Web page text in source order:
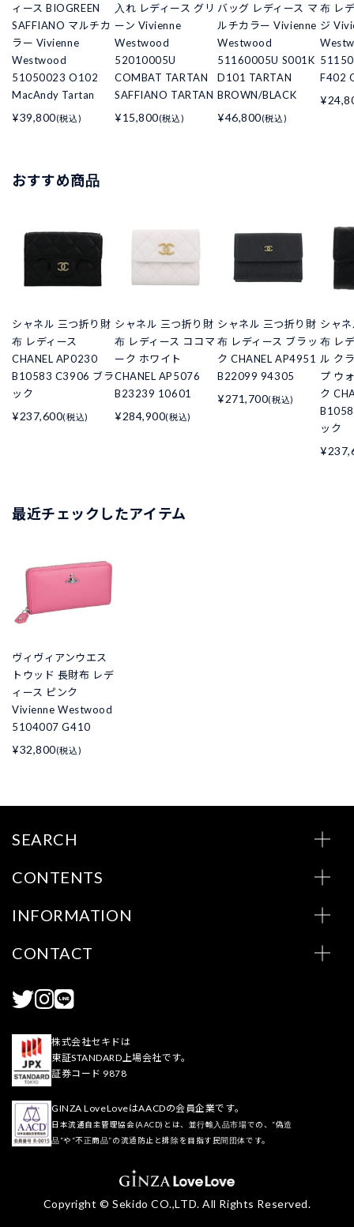
ィース BIOGREEN
SAFFIANO マルチカ
ラー Vivienne
Westwood
51050023 O102
MacAndy Tartan
¥39,800(税込)
入れ レディース グリ
ーン Vivienne
Westwood
52010005U
COMBAT TARTAN
SAFFIANO TARTAN
¥15,800(税込)
バッグ レディース マ
ルチカラー Vivienne
Westwood
51160005U S001K
D101 TARTAN
BROWN/BLACK
¥46,800(税込)
布 レ
ジ
F402
おすすめ商品
シャネル 三つ折り財
布 レディース
CHANEL AP0230
B10583 C3906 ブラ
ック
¥237,600(税込)
シャネル 三つ折り財
布 レディース ココマ
ーク ホワイト
CHANEL AP5076
B23239 10601
¥284,900(税込)
シャネル 三つ折り財
布 レディース ブラッ
ク CHANEL AP4951
B22099 94305
¥271,700(税込)
シャ
布 レ
ル ク
プ ウ
ク
ック
最近チェックしたアイテム
ヴィヴィアンウエス
トウッド 長財布 レデ
ィース ピンク
Vivienne Westwood
5104007 G410
¥32,800(税込)
SEARCH
CONTENTS
INFORMATION
CONTACT
株式会社セキドは
東証STANDARD上場会社です。
証券コード 9878
GINZA LoveLoveはAACDの会員企業です。
日本流通自主管理協会(AACD)とは、並行輸入品市場での、“偽造
品”や“不正商品”の流通防止と排除を目指す民間団体です。
Copyright © Sekido CO.,LTD. All Rights Reserved.